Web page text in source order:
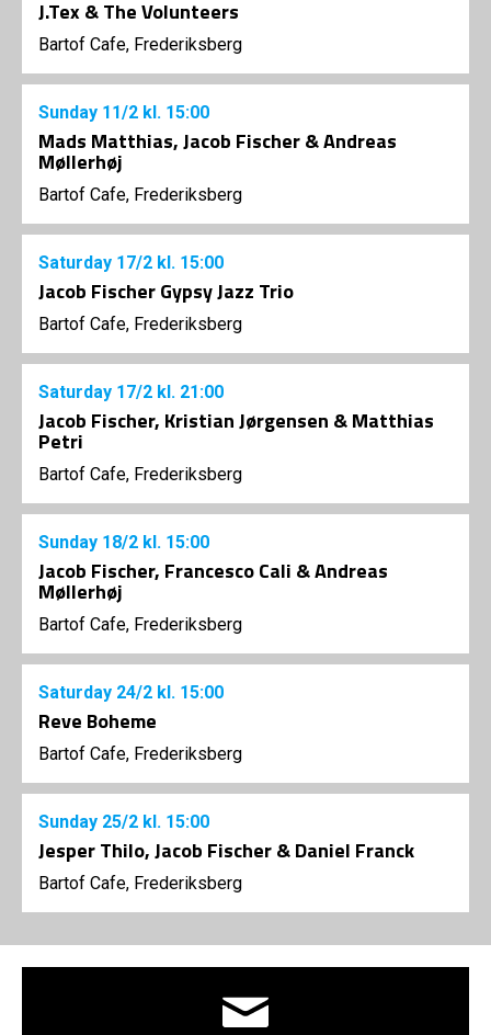
J.Tex & The Volunteers
Bartof Cafe, Frederiksberg
Sunday 11/2 kl. 15:00
Mads Matthias, Jacob Fischer & Andreas
Møllerhøj
Bartof Cafe, Frederiksberg
Saturday 17/2 kl. 15:00
Jacob Fischer Gypsy Jazz Trio
Bartof Cafe, Frederiksberg
Saturday 17/2 kl. 21:00
Jacob Fischer, Kristian Jørgensen & Matthias
Petri
Bartof Cafe, Frederiksberg
Sunday 18/2 kl. 15:00
Jacob Fischer, Francesco Cali & Andreas
Møllerhøj
Bartof Cafe, Frederiksberg
Saturday 24/2 kl. 15:00
Reve Boheme
Bartof Cafe, Frederiksberg
Sunday 25/2 kl. 15:00
Jesper Thilo, Jacob Fischer & Daniel Franck
Bartof Cafe, Frederiksberg